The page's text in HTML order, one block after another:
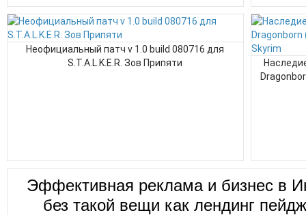
Неофициальный патч v 1.0 build 080716 для
S.T.A.L.K.E.R. Зов Припяти
Эффективная реклама и бизнес в
без такой вещи как лендинг